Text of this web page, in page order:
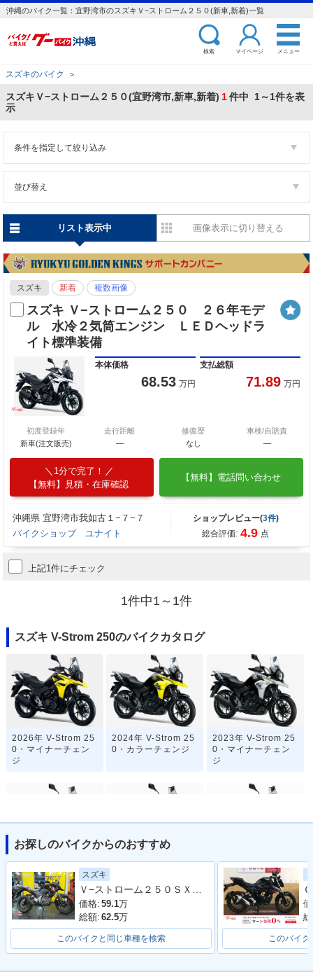
沖縄のバイク一覧：宜野湾市のスズキＶ−ストローム２５０(新車,新着)一覧
検索 マイページ メニュー
スズキのバイク ＞
スズキＶ−ストローム２５０(宜野湾市,新車,新着) 1件中 1～1件を表
示
条件を指定して絞り込み
並び替え
リスト表示中 画像表示に切り替える
スズキ 新着 複数画像
スズキ Ｖ−ストローム２５０ ２６年モデ
ル 水冷２気筒エンジン ＬＥＤヘッドラ
イト標準装備
本体価格
68.53 万円
支払総額
71.89 万円
初度登録年
新車(注文販売)
走行距離
―
修復歴
なし
車検/自賠責
―
1分で完了！
【無料】見積・在庫確認
【無料】電話問い合わせ
沖縄県 宜野湾市我如古１−７−７
バイクショップ ユナイト
ショップレビュー(3件)
総合評価: 4.9 点
上記1件にチェック
1件中1～1件
スズキ V-Strom 250のバイクカタログ
2026年 V-Strom 25
0・マイナーチェン
ジ
2024年 V-Strom 25
0・カラーチェンジ
2023年 V-Strom 25
0・マイナーチェン
ジ
2020年 V-Strom 25
0 ABS・カラーチェ
ンジ
2019年 V-Strom 25
0 ABS・追加
お探しのバイクからのおすすめ
スズキ
価格: 59.1万
総額: 62.5万
このバイクと同じ車種を検索 このバイ